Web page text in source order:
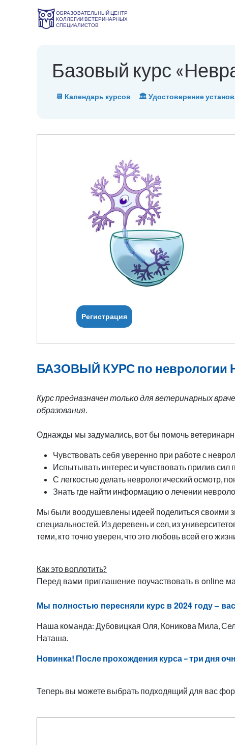
ОБРАЗОВАТЕЛЬНЫЙ ЦЕНТР
КОЛЛЕГИИ ВЕТЕРИНАРНЫХ
СПЕЦИАЛИСТОВ
Базовый курс
📆 Календарь курсов 🏛 Удостоверение
Регистрация
БАЗОВЫЙ КУРС по неврологии
Курс предназначен только для ветеринарных
образования.
Однажды мы задумались, вот бы помочь
Чувствовать себя уверенно при работе с
Испытывать интерес и чувствовать прилив сил
С легкостью делать неврологический осмотр,
Знать где найти информацию о лечении
Мы были воодушевлены идеей поделиться своими
специальностей. Из деревень и сел, из
теми, кто точно уверен, что это любовь всей его
Как это воплотить?
Перед вами приглашение поучаствовать в online
Мы полностью пересняли курс в 2024 году –
Наша команда: Дубовицкая Оля, Коникова Мила,
Наташа.
Новинка! После прохождения курса – три дня
Теперь вы можете выбрать подходящий для вас